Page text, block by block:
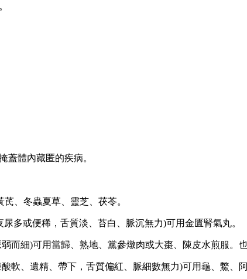
體內藏匿的疾病。
、冬蟲夏草、靈芝、茯苓。
或便稀，舌質淡、苔白、脈沉無力)可用金匱腎氣丸。
細)可用當歸、熟地、黨參燉肉或大棗、陳皮水煎服。也
、遺精、帶下，舌質偏紅、脈細數無力)可用龜、鱉、阿